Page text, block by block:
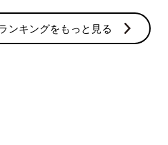
ンキングをもっと見る